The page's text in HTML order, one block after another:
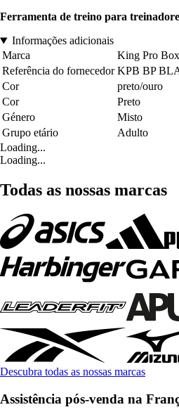
Ferramenta de treino para
Informações adicionais
Marca
King Pro
Referência do fornecedor KPB BP
Cor
preto/ouro
Cor
Preto
Género
Misto
Grupo etário
Adulto
Loading...
Loading...
Todas as nossas marcas
Descubra todas as nossas marcas
Assistência pós-venda na